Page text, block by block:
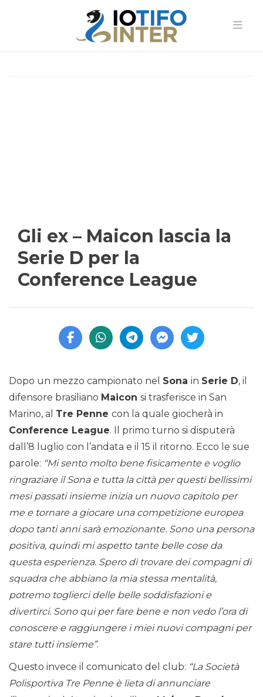
Gli ex – Maicon lascia la
Serie D per la
Conference League
Dopo un mezzo campionato nel Sona in Serie D, il
difensore brasiliano Maicon si trasferisce in San
Marino, al Tre Penne con la quale giocherà in
Conference League. Il primo turno si disputerà
dall’8 luglio con l’andata e il 15 il ritorno. Ecco le sue
parole: “Mi sento molto bene fisicamente e voglio
ringraziare il Sona e tutta la città per questi bellissimi
mesi passati insieme inizia un nuovo capitolo per
me e tornare a giocare una competizione europea
dopo tanti anni sarà emozionante. Sono una persona
positiva, quindi mi aspetto tante belle cose da
questa esperienza. Spero di trovare dei compagni di
squadra che abbiano la mia stessa mentalità,
potremo toglierci delle belle soddisfazioni e
divertirci. Sono qui per fare bene e non vedo l’ora di
conoscere e raggiungere i miei nuovi compagni per
stare tutti insieme”.
Questo invece il comunicato del club: “La Società
Polisportiva Tre Penne è lieta di annunciare